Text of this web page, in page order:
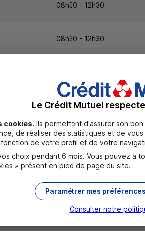
08h30 - 12h30
08h30 - 12h30
Fermé
Le Crédit Mutuel
cookies. Ils permettent d'assurer son
de réaliser des statistiques et de
de votre profil et de votre
choix pendant 6 mois. Vous pouvez à
» présent en pied de page du site.
Paramétrer mes préférences
Consulter notre